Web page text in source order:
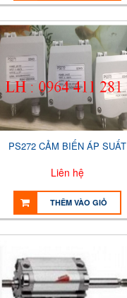
PS272 CẢM BIẾN ÁP SUẤT
Liên hệ
THÊM VÀO GIỎ